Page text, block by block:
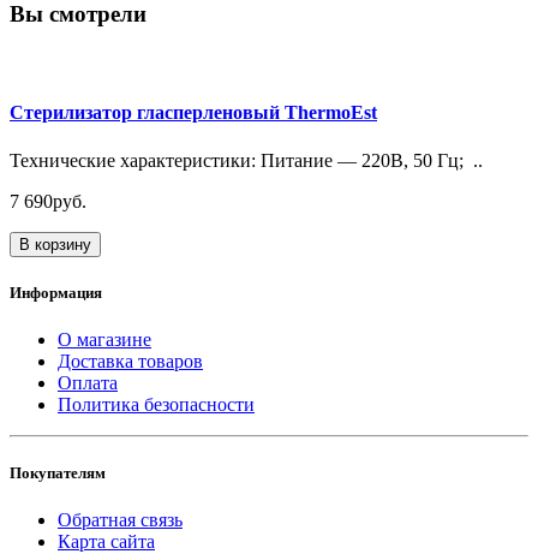
Вы смотрели
Стерилизатор гласперленовый ThermoEst
Технические характеристики: Питание — 220В, 50 Гц; ..
7 690руб.
В корзину
Информация
О магазине
Доставка товаров
Оплата
Политика безопасности
Покупателям
Обратная связь
Карта сайта